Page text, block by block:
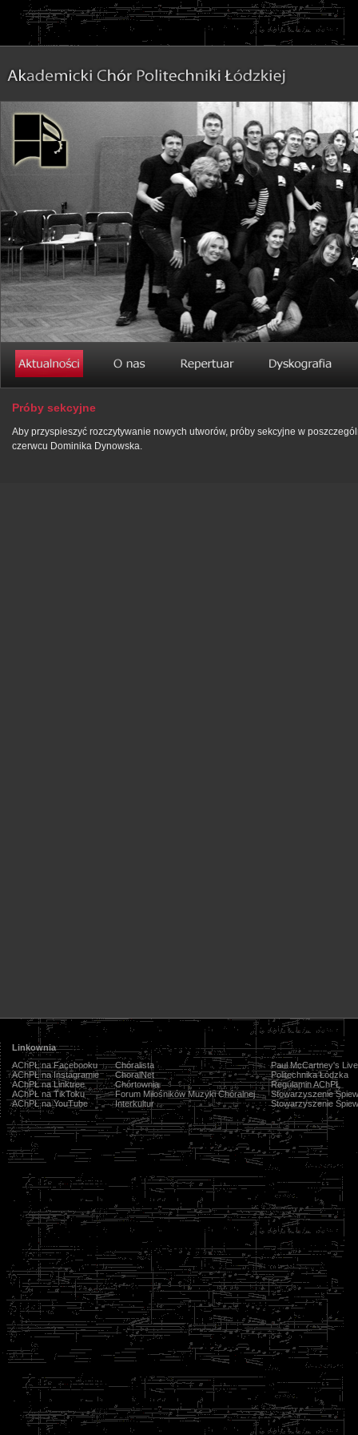
Próby sekcyjne
Aby przyspieszyć rozczytywanie nowych utworów, próby sekcyjne w
czerwcu Dominika Dynowska.
Linkownia
AChPŁ na Facebooku
AChPŁ na Instagramie
AChPŁ na Linktree
AChPŁ na TikToku
AChPŁ na YouTube
Chóralista
ChoralNet
Chórtownia
Forum Miłośników Muzyki Chóralnej
Interkultur
Paul McCartney's
Politechnika Łódzka
Regulamin AChPŁ
Stowarzyszenie
Stowarzyszenie